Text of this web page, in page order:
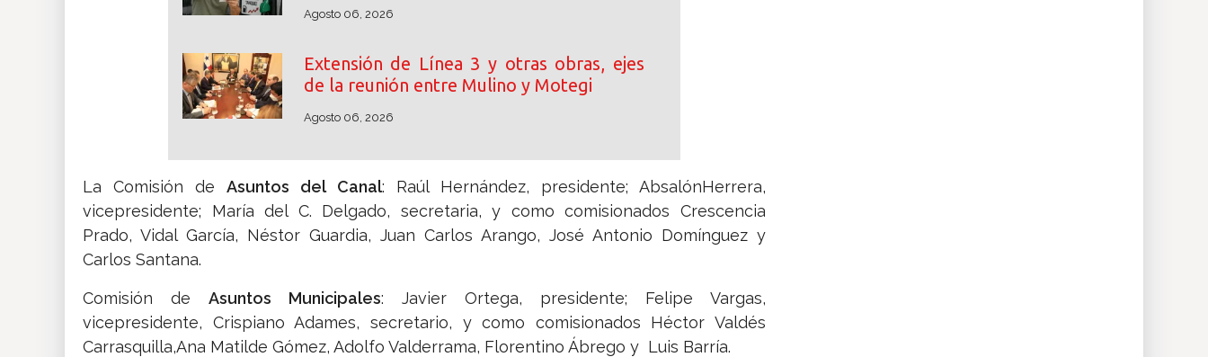
Agosto 06, 2026
Extensión de Línea 3 y otras obras, ejes
de la reunión entre Mulino y Motegi
Agosto 06, 2026
La Comisión deAsuntos del Canal: Raúl Hernández, presidente; AbsalónHerrera,
vicepresidente; María del C. Delgado, secretaria, y como comisionados Crescencia
Prado, Vidal García, Néstor Guardia, Juan Carlos Arango, José Antonio Domínguez y
Carlos Santana.
Comisión de Asuntos Municipales: Javier Ortega, presidente; Felipe Vargas,
vicepresidente, Crispiano Adames, secretario, y como comisionados Héctor Valdés
Carrasquilla,Ana Matilde Gómez, Adolfo Valderrama, Florentino Ábrego y Luis Barría.